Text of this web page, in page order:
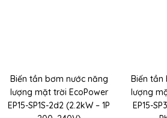
Biến tần bơm nước năng
lượng mặt trời EcoPower
EP15-SP1S-2d2 (2.2kW – 1P
Biến tần
lượng
EP15-